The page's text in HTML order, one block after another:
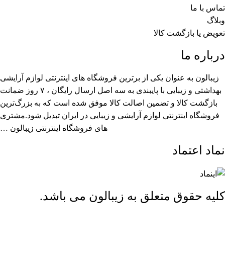
تماس با ما
وبلاگ
تعویض یا بازگشت کالا
درباره ما
زیبالون به عنوان یکی از برترین فروشگاه های اینترنتی لوازم آرایشی
بهداشتی و زیبایی با پایبندی به سه اصل ارسال رایگان ، ۷ روز ضمانت
بازگشت کالا و تضمین اصالت کالا موفق شده است که به بزرگ‌ترین
فروشگاه اینترنتی لوازم آرایشی و زیبایی در ایران تبدیل شود.مشتری
های فروشگاه اینترنتی زیبالون …
نماد اعتماد
کلیه حقوق متعلق به زیبالون می باشد.